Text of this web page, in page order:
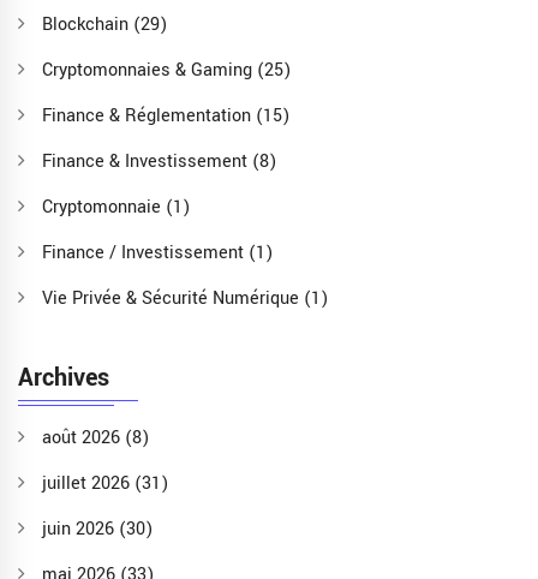
Blockchain (29)
Cryptomonnaies & Gaming (25)
Finance & Réglementation (15)
Finance & Investissement (8)
Cryptomonnaie (1)
Finance / Investissement (1)
Vie Privée & Sécurité Numérique (1)
Archives
août 2026 (8)
juillet 2026 (31)
juin 2026 (30)